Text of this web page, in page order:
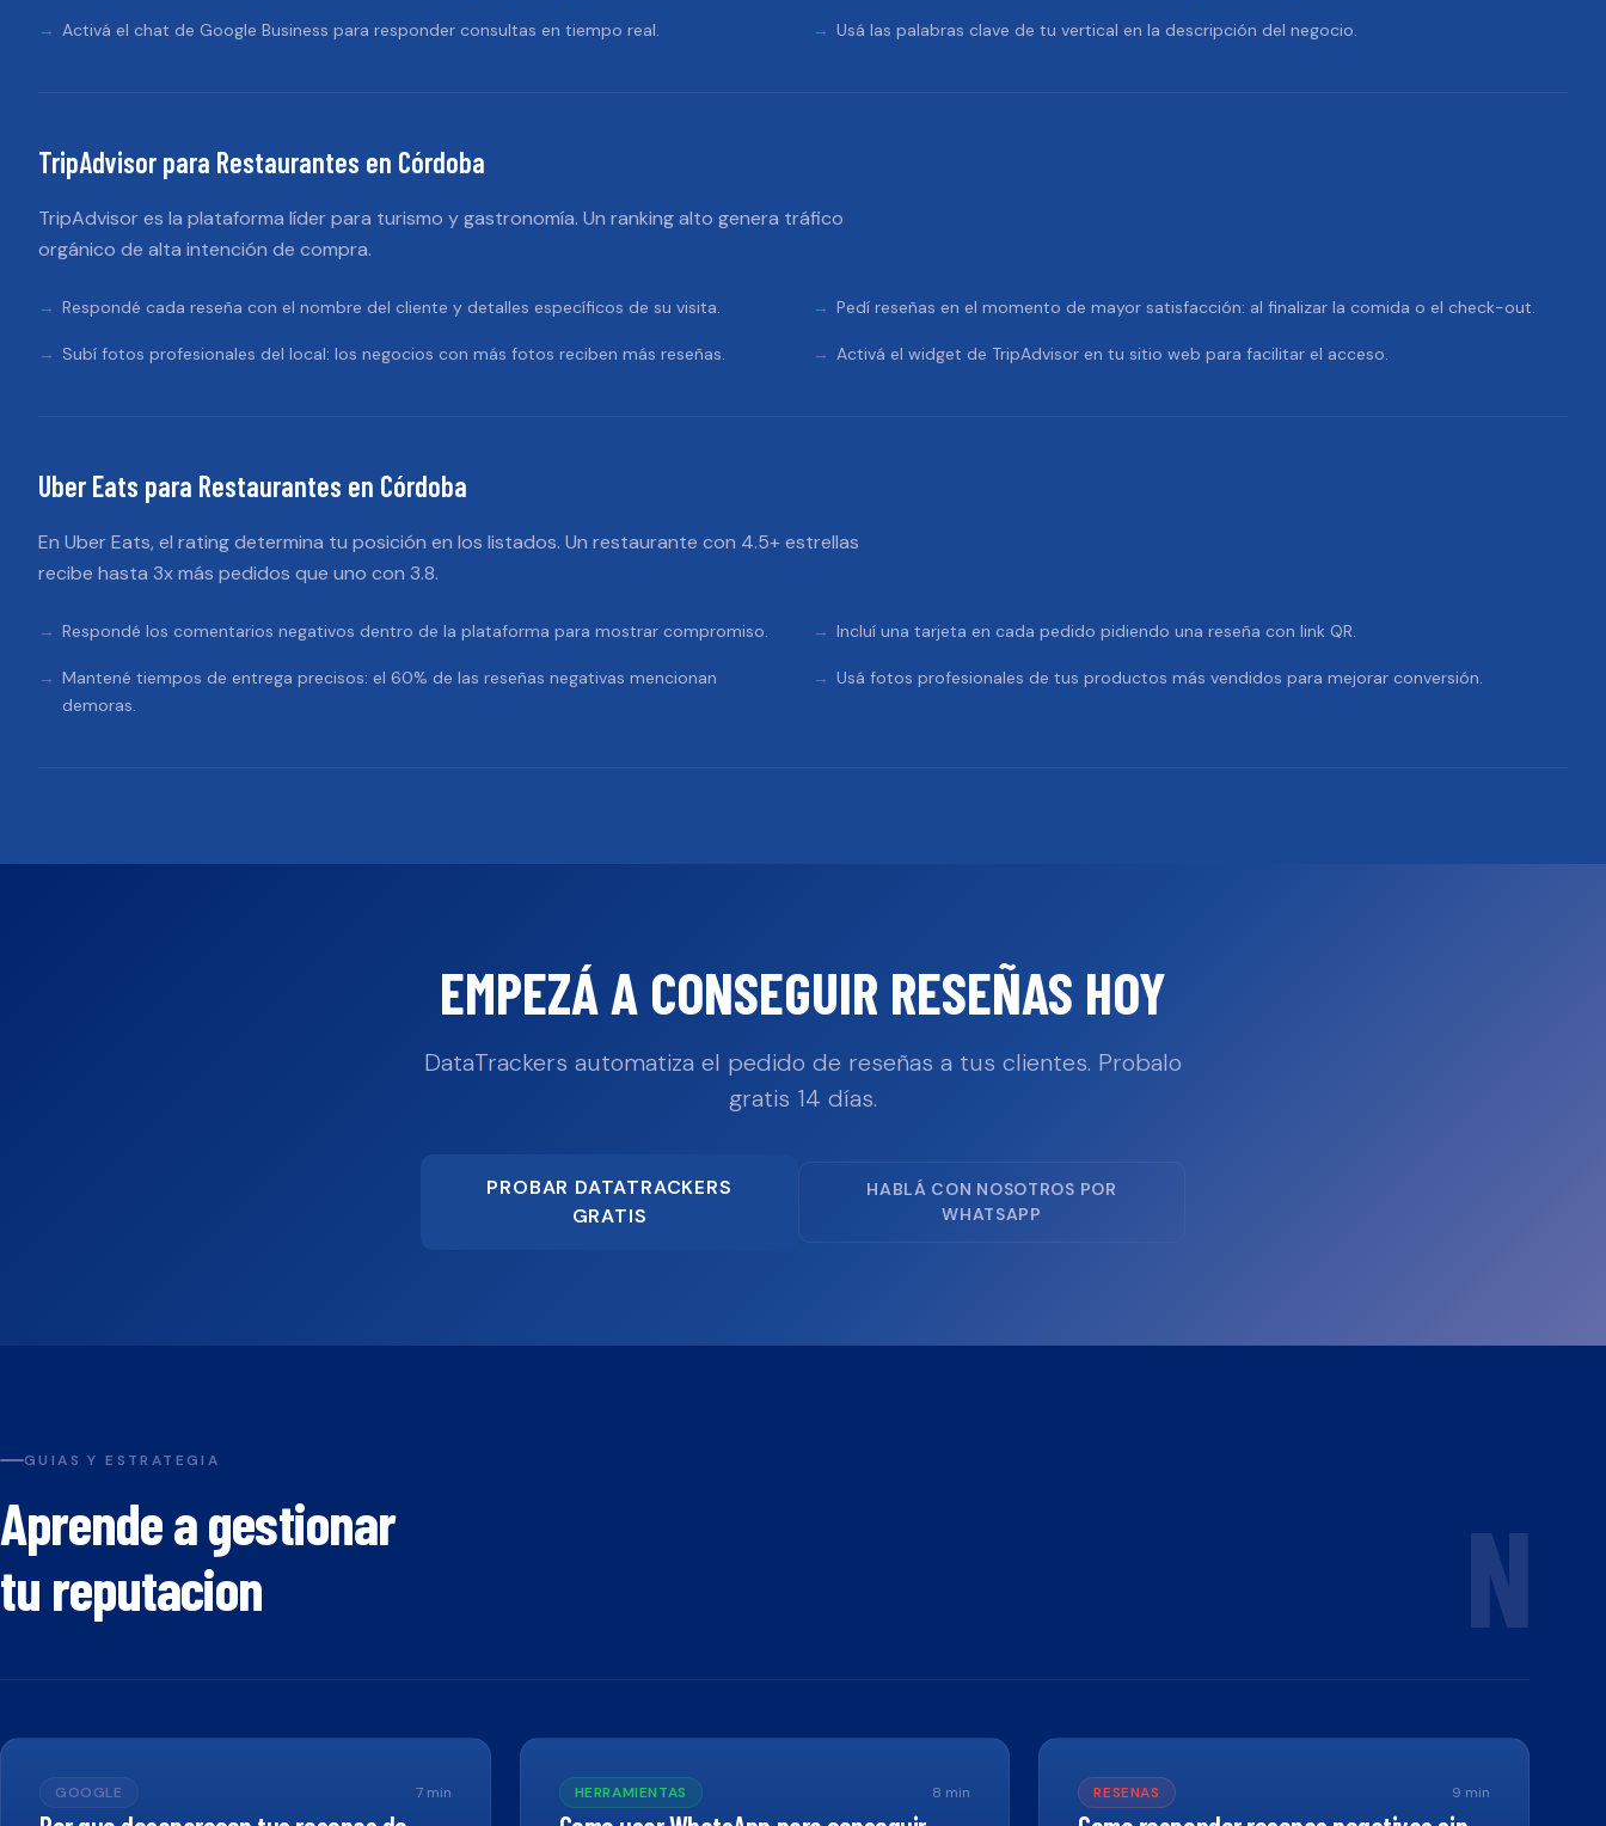
Activá el chat de Google Business para responder consultas en tiempo real. Usá las palabras clave de tu vertical en la descripción del negocio.
TripAdvisor para Restaurantes en Córdoba
TripAdvisor es la plataforma líder para turismo y gastronomía. Un ranking alto genera tráfico
orgánico de alta intención de compra.
Respondé cada reseña con el nombre del cliente y detalles específicos de su visita. Pedí reseñas en el momento de mayor satisfacción: al finalizar la comida o el check-out.
Subí fotos profesionales del local: los negocios con más fotos reciben más reseñas. Activá el widget de TripAdvisor en tu sitio web para facilitar el acceso.
Uber Eats para Restaurantes en Córdoba
En Uber Eats, el rating determina tu posición en los listados. Un restaurante con 4.5+ estrellas
recibe hasta 3x más pedidos que uno con 3.8.
Respondé los comentarios negativos dentro de la plataforma para mostrar compromiso. Incluí una tarjeta en cada pedido pidiendo una reseña con link QR.
Mantené tiempos de entrega precisos: el 60% de las reseñas negativas mencionan
demoras.
Usá fotos profesionales de tus productos más vendidos para mejorar conversión.
EMPEZÁ A CONSEGUIR RESEÑAS HOY
DataTrackers automatiza el pedido de reseñas a tus clientes. Probalo
gratis 14 días.
PROBAR DATATRACKERS
GRATIS
HABLÁ CON NOSOTROS POR
WHATSAPP
GUIAS Y ESTRATEGIA
Aprende a gestionar
tu reputacion
N
GOOGLE 7min HERRAMIENTAS 8 min RESENAS 9 min